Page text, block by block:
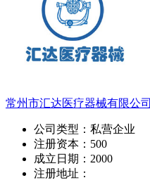
常州市汇达医疗器械有限公司
公司类型： 私营企业
注册资本： 500
成立日期： 2000
注册地址：